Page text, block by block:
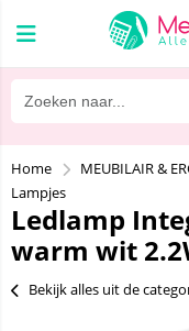
Home MEUBILAIR &
Lampjes
Ledlamp
warm wit
Bekijk alles uit de